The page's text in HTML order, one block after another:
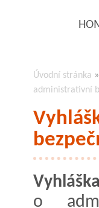
Úvodní stránka »
administrativní
Vyhláška
o